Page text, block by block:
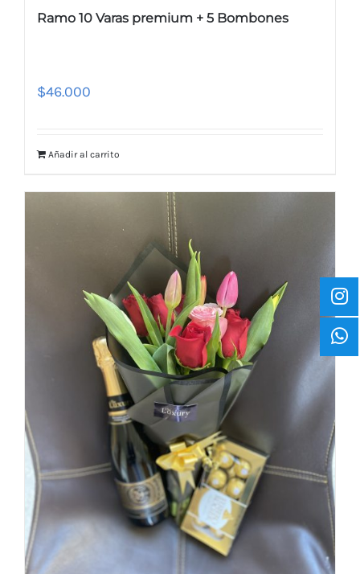
Ramo 10 Varas premium + 5 Bombones
$46.000
Añadir al carrito